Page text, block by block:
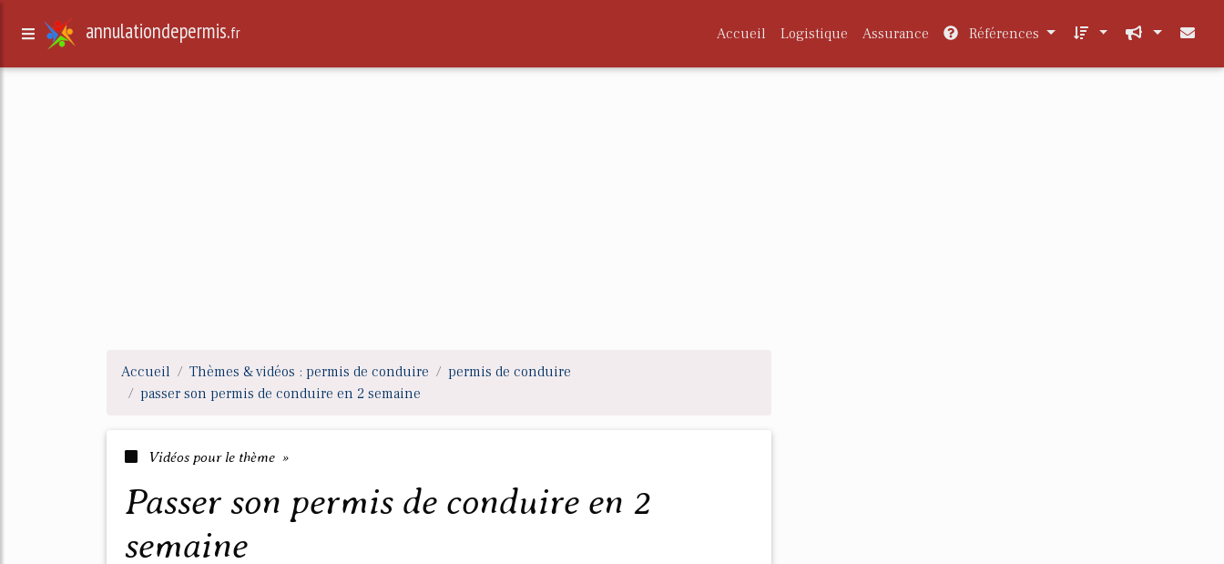
annulationdepermis.fr Accueil Logistique Assurance Références
Accueil Thèmes & vidéos : permis de conduire
permis de conduire
passer son permis de conduire en 2 semaine
Vidéos pour le thème »
passer son permis de conduire en 2
semaine